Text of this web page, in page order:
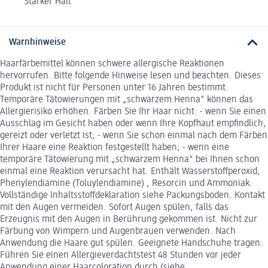
Warnhinweise
Haarfärbemittel können schwere allergische Reaktionen
hervorrufen. Bitte folgende Hinweise lesen und beachten. Dieses
Produkt ist nicht für Personen unter 16 Jahren bestimmt.
Temporäre Tätowierungen mit „schwarzem Henna" können das
Allergierisiko erhöhen. Färben Sie Ihr Haar nicht: - wenn Sie einen
Ausschlag im Gesicht haben oder wenn Ihre Kopfhaut empfindlich,
gereizt oder verletzt ist; - wenn Sie schon einmal nach dem Färben
Ihrer Haare eine Reaktion festgestellt haben; - wenn eine
temporäre Tätowierung mit „schwarzem Henna" bei Ihnen schon
einmal eine Reaktion verursacht hat. Enthält Wasserstoffperoxid,
Phenylendiamine (Toluylendiamine) , Resorcin und Ammoniak.
Vollständige Inhaltsstoffdeklaration siehe Packungsboden. Kontakt
mit den Augen vermeiden. Sofort Augen spülen, falls das
Erzeugnis mit den Augen in Berührung gekommen ist. Nicht zur
Färbung von Wimpern und Augenbrauen verwenden. Nach
Anwendung die Haare gut spülen. Geeignete Handschuhe tragen.
Führen Sie einen Allergieverdachtstest 48 Stunden vor jeder